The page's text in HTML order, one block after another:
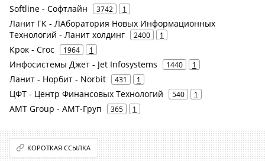
Softline - Софтлайн 3742 1
Ланит ГК - ЛАборатория Новых Информационных
Технологий - Ланит холдинг
2400 1
Крок - Croc 1964 1
Инфосистемы Джет - Jet Infosystems 1440 1
Ланит - Норбит - Norbit 431 1
ЦФТ - Центр Финансовых Технологий 540 1
AMT Group - АМТ-Груп 365 1
КОРОТКАЯ ССЫЛКА